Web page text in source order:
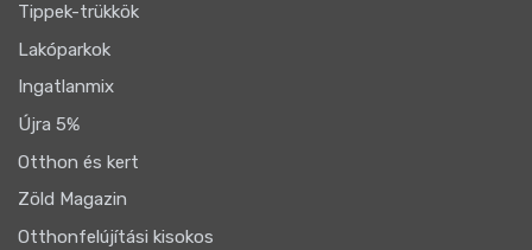
Tippek-trükkök
Lakóparkok
Ingatlanmix
Újra 5%
Otthon és kert
Zöld Magazin
Otthonfelújítási kisokos